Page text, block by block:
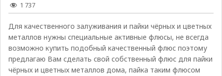
1 737
Для качественного залуживания и пайки чёрных и цветных
металлов нужны специальные активные флюсы, не всегда
возможно купить подобный качественный флюс поэтому
предлагаю Вам сделать свой собственный флюс для пайки
чёрных и цветных металлов дома, пайка таким флюсом